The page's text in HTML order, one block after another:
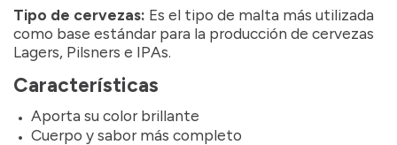
Tipo de cervezas: Es el tipo de malta más utilizada
como base estándar para la producción de cervezas
Lagers, Pilsners e IPAs.
Características
Aporta su color brillante
Cuerpo y sabor más completo